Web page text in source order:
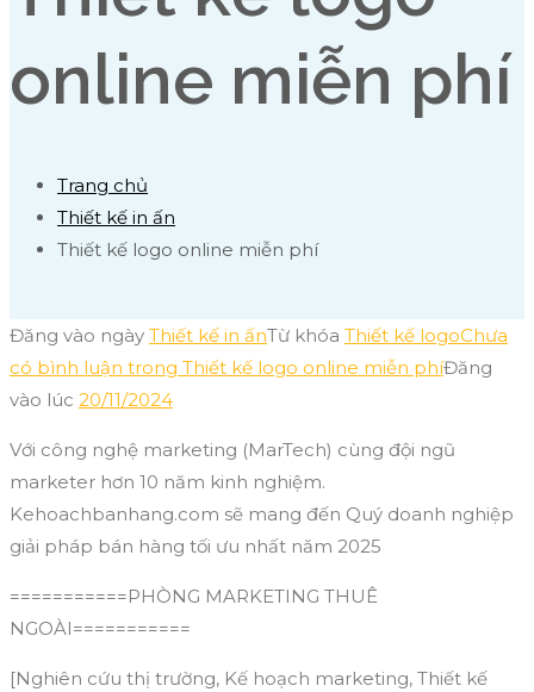
online miễn phí
Trang chủ
Thiết kế in ấn
Thiết kế logo online miễn phí
Đăng vào ngày Thiết kế in ấnTừ khóa Thiết kế logoChưa
có bình luận trong Thiết kế logo online miễn phíĐăng
vào lúc 20/11/2024
Với công nghệ marketing (MarTech) cùng đội ngũ
marketer hơn 10 năm kinh nghiệm.
Kehoachbanhang.com sẽ mang đến Quý doanh nghiệp
giải pháp bán hàng tối ưu nhất năm 2025
===========PHÒNG MARKETING THUÊ
NGOÀI===========
[Nghiên cứu thị trường, Kế hoạch marketing, Thiết kế